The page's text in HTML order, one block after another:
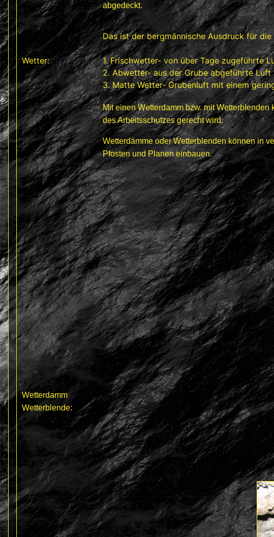
abgedeckt.
Wetter:
Das ist der bergmännische Ausdruck für
1. Frischwetter- von über Tage zugeführte
2. Abwetter- aus der Grube abgeführte Luft
3. Matte Wetter- Grubenluft mit einem
Wetterdamm
Wetterblende:
Mit einen Wetterdamm bzw. mit
des Arbeitsschutzes gerecht wird.
Wetterdämme oder Wetterblenden können in
Pfosten und Planen einbauen.